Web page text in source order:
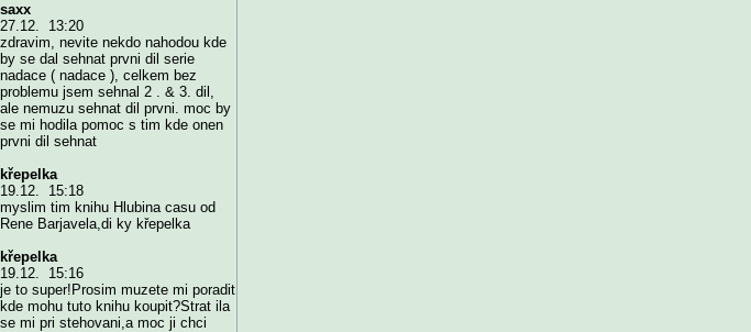
saxx
27.12. 13:20
zdravim, nevite nekdo nahodou kde
by se dal sehnat prvni dil serie
nadace ( nadace ), celkem bez
problemu jsem sehnal 2 . & 3. dil,
ale nemuzu sehnat dil prvni. moc by
se mi hodila pomoc s tim kde onen
prvni dil sehnat
křepelka
19.12. 15:18
myslim tim knihu Hlubina casu od
Rene Barjavela,di ky křepelka
křepelka
19.12. 15:16
je to super!Prosim muzete mi poradit
kde mohu tuto knihu koupit?Strat ila
se mi pri stehovani,a moc ji chci